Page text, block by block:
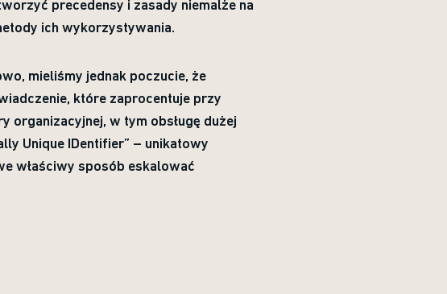
precedensy i zasady niemalże na
ich wykorzystywania.
mieliśmy jednak poczucie, że
które zaprocentuje przy
organizacyjnej, w tym obsługę dużej
Unique IDentifier” – unikatowy
właściwy sposób eskalować